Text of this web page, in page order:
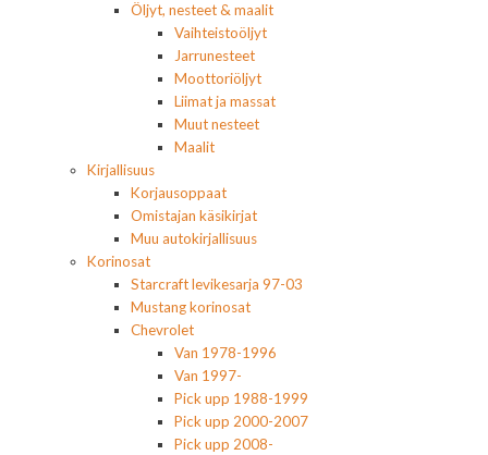
Öljyt, nesteet & maalit
Vaihteistoöljyt
Jarrunesteet
Moottoriöljyt
Liimat ja massat
Muut nesteet
Maalit
Kirjallisuus
Korjausoppaat
Omistajan käsikirjat
Muu autokirjallisuus
Korinosat
Starcraft levikesarja 97-03
Mustang korinosat
Chevrolet
Van 1978-1996
Van 1997-
Pick upp 1988-1999
Pick upp 2000-2007
Pick upp 2008-